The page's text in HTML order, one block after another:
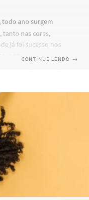
todo ano surgem
tanto nas cores,
já foi sucesso nos
e agora foi alçada
a leitura
CONTINUE LENDO →